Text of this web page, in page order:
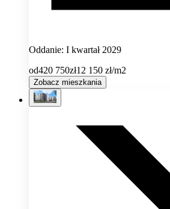
Oddanie: I kwartał 2029
od420 750zł12 150 zł/m2
Zobacz mieszkania